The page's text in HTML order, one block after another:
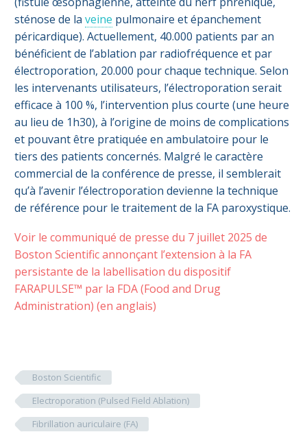
sténose de la veine pulmonaire et épanchement
péricardique). Actuellement, 40.000 patients par an
bénéficient de l’ablation par radiofréquence et par
électroporation, 20.000 pour chaque technique. Selon
les intervenants utilisateurs, l’électroporation serait
efficace à 100 %, l’intervention plus courte (une heure
au lieu de 1h30), à l’origine de moins de complications
et pouvant être pratiquée en ambulatoire pour le
tiers des patients concernés. Malgré le caractère
commercial de la conférence de presse, il semblerait
qu’à l’avenir l’électroporation devienne la technique
de référence pour le traitement de la FA paroxystique.
Voir le communiqué de presse du 7 juillet 2025 de
Boston Scientific annonçant l’extension à la FA
persistante de la labellisation du dispositif
FARAPULSE™ par la FDA (Food and Drug
Administration) (en anglais)
Boston Scientific
Electroporation (Pulsed Field Ablation)
Fibrillation auriculaire (FA)